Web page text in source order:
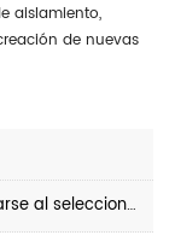
aislamiento,
de nuevas
andamios aislados?